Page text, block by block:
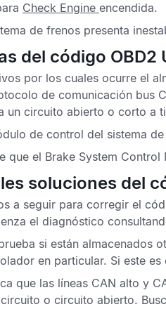
Check Engine encendida.
de frenos presenta
del código OBD2
por los cuales ocurre el
de comunicación bus
un circuito abierto o corto a
de control del sistema
que el Brake System Control
soluciones del
a seguir para corregir el
el diagnóstico
si están almacenados
en particular. Si este
que las líneas CAN alto y
o circuito abierto.